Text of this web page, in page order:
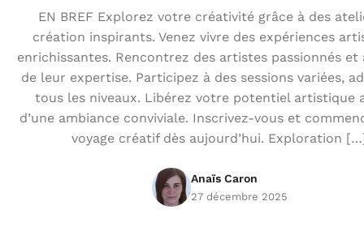
EN BREF Explorez votre créativité grâce à des
création inspirants. Venez vivre des expériences
enrichissantes. Rencontrez des artistes passionnés et
de leur expertise. Participez à des sessions variées,
tous les niveaux. Libérez votre potentiel artistique
d’une ambiance conviviale. Inscrivez-vous et
voyage créatif dès aujourd’hui. Exploration
Anaïs Caron
27 décembre 2025